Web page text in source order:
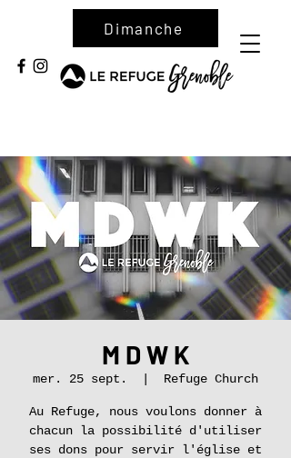
Dimanche
M D W K
mer. 25 sept. Refuge Church
Au Refuge, nous voulons donner à
chacun la possibilité d'utiliser
ses dons pour servir l'église et